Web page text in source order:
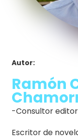
Autor:
Ramón
-Consultor
Escritor de